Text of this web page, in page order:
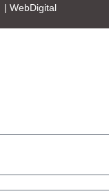
WebDigital | וובדיגיטל – עיצוב ובניית אתרים